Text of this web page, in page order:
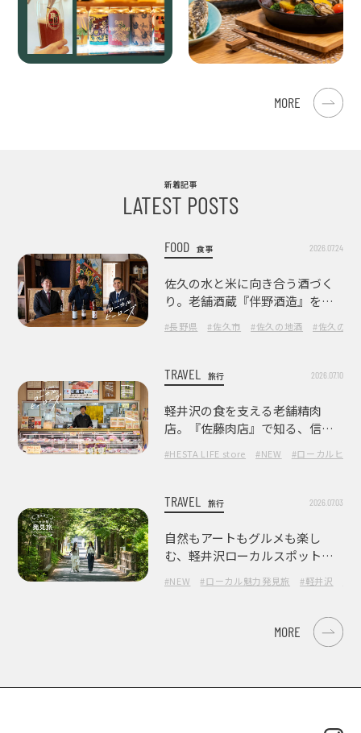
MORE
新着記事
LATEST POSTS
FOOD 食事 2026.07.24
佐久の水と米に向き合う酒づく
り。老舗酒蔵『伴野酒造』を訪
#長野県 #佐久市 #佐久の地酒 #佐久の酒
TRAVEL 旅行 2026.07.10
軽井沢の食を支える老舗精肉
店。『佐藤肉店』で知る、信州
#HESTA LIFE store #NEW #ローカルヒー
TRAVEL 旅行 2026.07.03
自然もアートもグルメも楽し
む、軽井沢ローカルスポット巡
#NEW #ローカル魅力発見旅 #軽井沢
MORE